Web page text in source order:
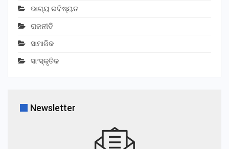
ଭାଗ୍ୟ ଭବିଷ୍ୟତ
ରାଜନୀତି
ସାମାଜିକ
ସାଂସ୍କୃତିକ
Newsletter